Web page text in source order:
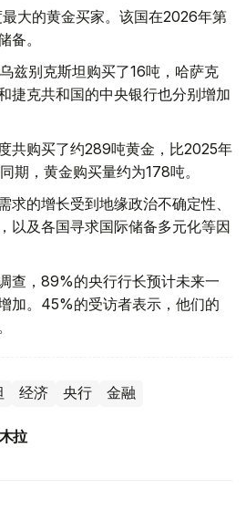
大的黄金买家。该国在2026年第
备。
兹别克斯坦购买了16吨，哈萨克
捷克共和国的中央银行也分别增加
共购买了约289吨黄金，比2025年
期，黄金购买量约为178吨。
求的增长受到地缘政治不确定性、
以及各国寻求国际储备多元化等因
查，89%的央行行长预计未来一
加。45%的受访者表示，他们的
经济 央行 金融
拉